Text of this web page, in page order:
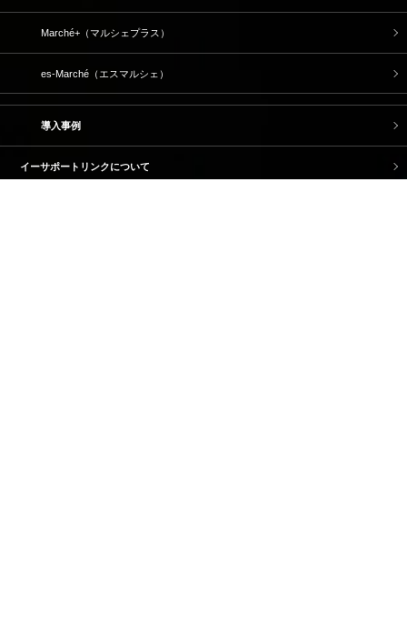
Marché+（マルシェプラス）
es-Marché（エスマルシェ）
導入事例
イーサポートリンクについて